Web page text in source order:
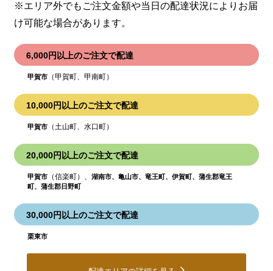
※エリア外でもご注文金額や当日の配達状況により お届
け可能な場合があります。
6,000円以上のご注文で配達
甲賀市 （甲賀町、甲南町）
10,000円以上のご注文で配達
甲賀市 （土山町、水口町）
20,000円以上のご注文で配達
甲賀市 （信楽町）、湖南市、亀山市、竜王町、伊賀町、蒲生郡竜王
町、蒲生郡日野町
30,000円以上のご注文で配達
栗東市